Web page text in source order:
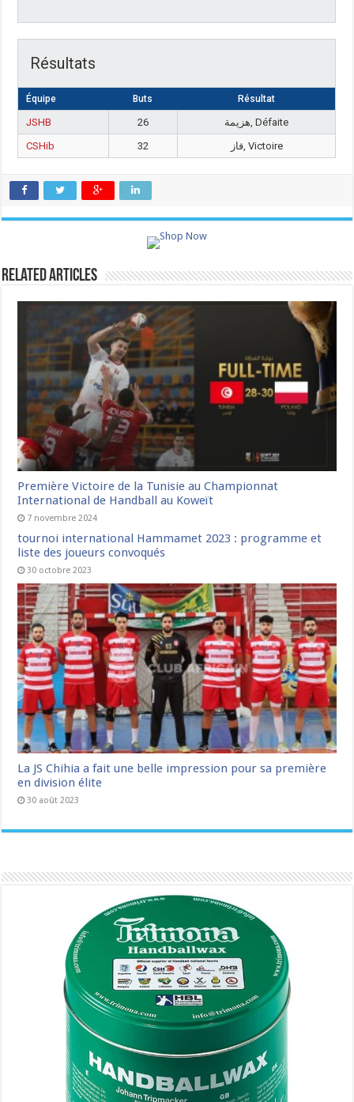
Résultats
Équipe Buts Résultat
JSHB 26
هزيمة, Défaite
CSHib
32 فاز, Victoire
Related Articles
Première Victoire de la Tunisie au Championnat
International de Handball au Koweït
7 novembre 2024
tournoi international Hammamet 2023 : programme et
liste des joueurs convoqués
30 octobre 2023
La JS Chihia a fait une belle impression pour sa première
en division élite
30 août 2023